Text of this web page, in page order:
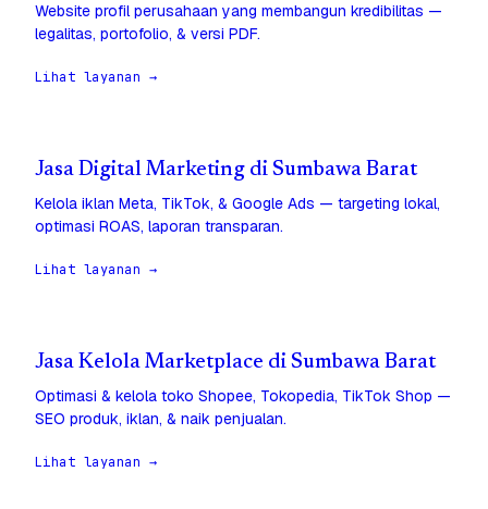
Website profil perusahaan yang membangun kredibilitas —
legalitas, portofolio, & versi PDF.
Lihat layanan →
Jasa Digital Marketing di Sumbawa Barat
Kelola iklan Meta, TikTok, & Google Ads — targeting lokal,
optimasi ROAS, laporan transparan.
Lihat layanan →
Jasa Kelola Marketplace di Sumbawa Barat
Optimasi & kelola toko Shopee, Tokopedia, TikTok Shop —
SEO produk, iklan, & naik penjualan.
Lihat layanan →